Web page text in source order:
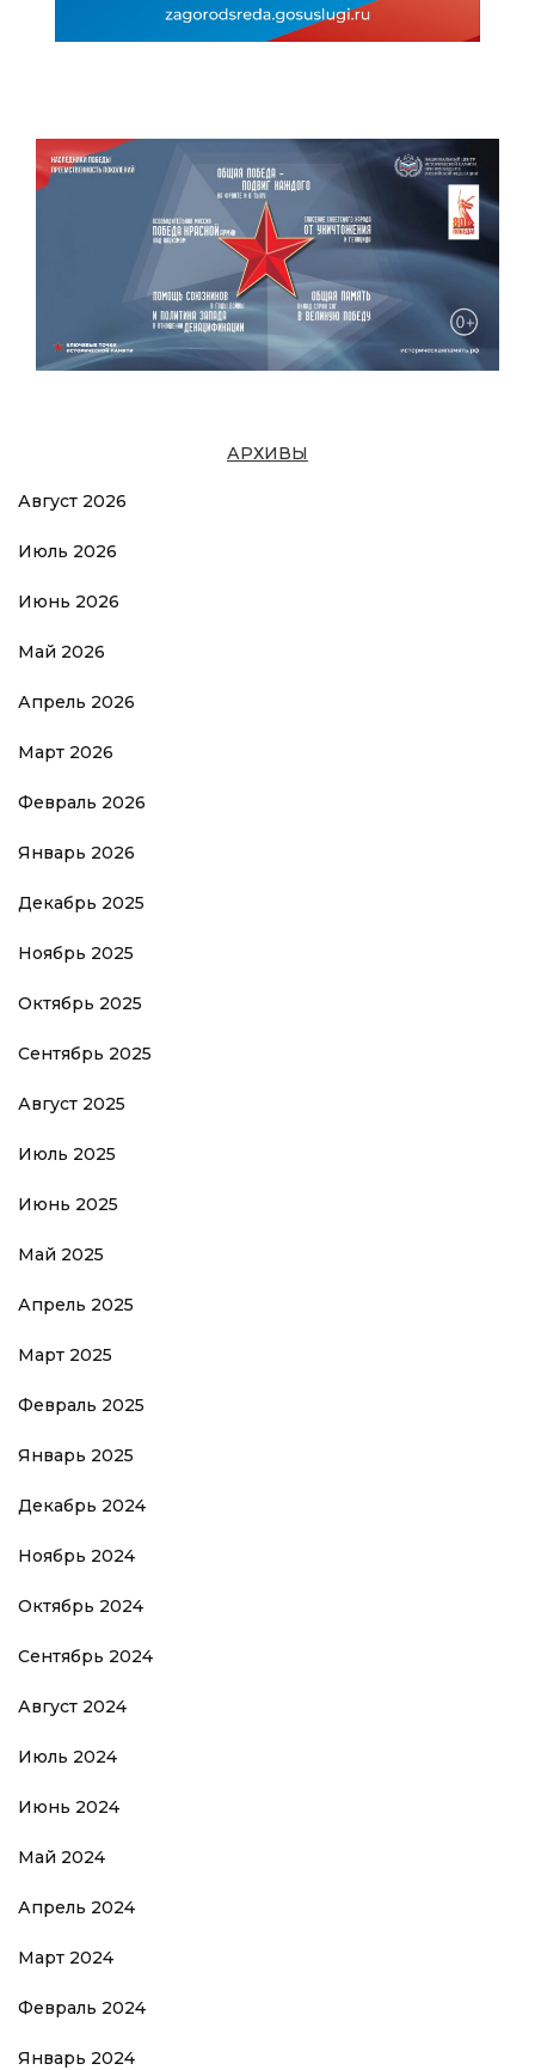
АРХИВЫ
Август 2026
Июль 2026
Июнь 2026
Май 2026
Апрель 2026
Март 2026
Февраль 2026
Январь 2026
Декабрь 2025
Ноябрь 2025
Октябрь 2025
Сентябрь 2025
Август 2025
Июль 2025
Июнь 2025
Май 2025
Апрель 2025
Март 2025
Февраль 2025
Январь 2025
Декабрь 2024
Ноябрь 2024
Октябрь 2024
Сентябрь 2024
Август 2024
Июль 2024
Июнь 2024
Май 2024
Апрель 2024
Март 2024
Февраль 2024
Январь 2024